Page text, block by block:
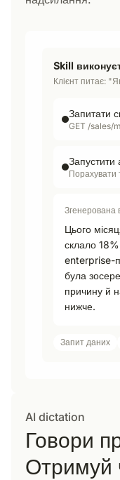
Skill
Клієнт питає:
Запитати
GET /sales/
Запустити
Згенерована
Цього
склало
enterprise-
була
причину й
нижче.
Запит даних
AI dictation
Говори
Отримуй